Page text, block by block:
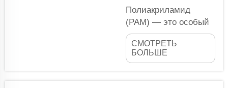
хлорирования
бассейнов, который
обладает
потенциалом для
основного...
Полиакриламид
(PAM) — это особый
вид химического
вещества, которое
помогает очищать
СМОТРЕТЬ
БОЛЬШЕ